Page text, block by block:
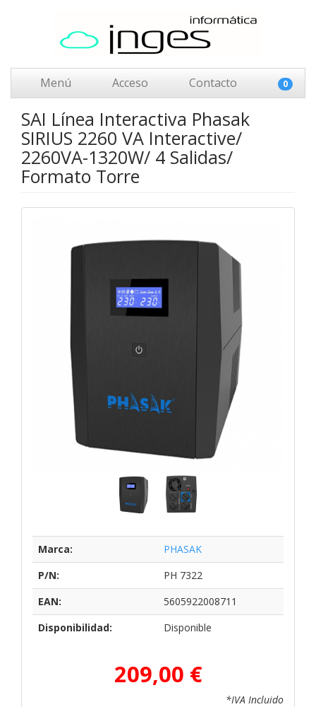
Menú Acceso Contacto 0
SAI Línea Interactiva Phasak
SIRIUS 2260 VA Interactive/
2260VA-1320W/ 4 Salidas/
Formato Torre
Marca:
PHASAK
P/N:
PH 7322
EAN:
5605922008711
Disponibilidad:
Disponible
209,00 €
*IVA Incluido